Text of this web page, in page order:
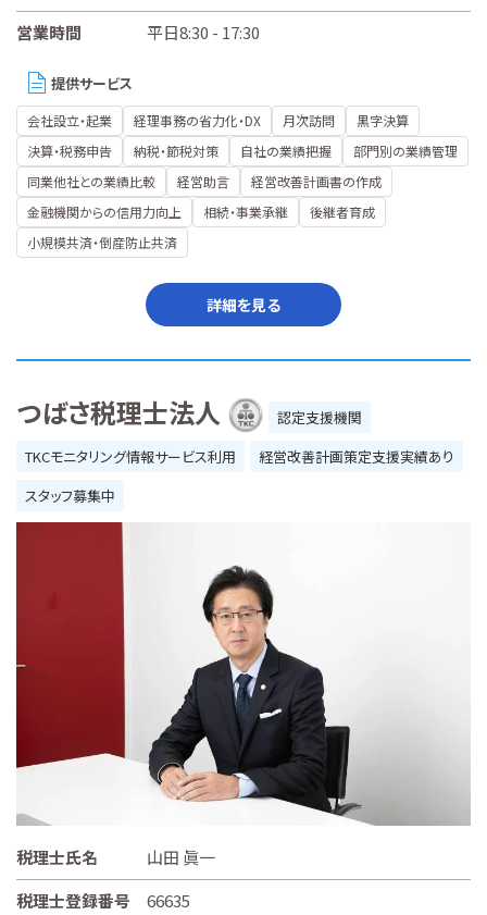
営業時間
平日8:30 - 17:30
提供サービス
会社設立・起業 経理事務の省力化・DX 月次訪問
黒字決算
決算・税務申告
納税・節税対策 自社の業績把握
部門別の業績管理
同業他社との業績比較
経営助言
経営改善計画書の作成
金融機関からの信用力向上
相続・事業承継
後継者育成
小規模共済・倒産防止共済
詳細を見る
つばさ税理士法人
認定支援機関
TKCモニタリング情報サービス利用
経営改善計画策定支援実績あり
スタッフ募集中
税理士氏名
山田 眞一
税理士登録番号
66635